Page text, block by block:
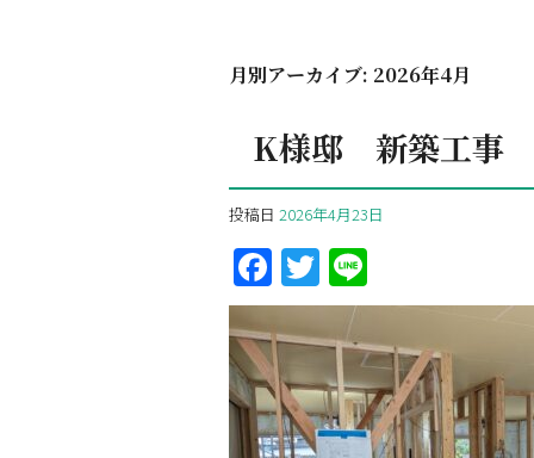
月別アーカイブ: 2026年4月
K様邸 新築工事
投稿日 2026年4月23日
F
a
ce
b
o
T
w
itt
er
n
e